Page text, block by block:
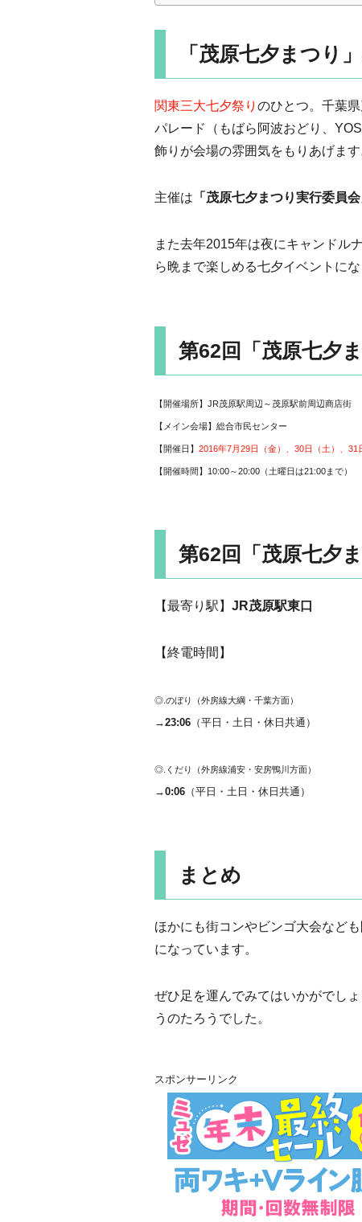
「茂原七夕まつり
関東三大七夕祭り のひとつ。千葉県
パレード（もばら阿波おどり、
飾りが会場の雰囲気をもりあげます
主催は 「茂原七夕まつり実行委員会
また去年2015年は夜にキャンドル
ら晩まで楽しめる七夕イベントにな
第62回「茂原七夕
【開催場所】JR茂原駅周辺～茂原駅前周辺商店街
【メイン会場】総合市民センター
【開催日】 2016年7月29日（金）、30日（土）、31
【開催時間】10:00～20:00（土曜日は21:00まで）
第62回「茂原七夕
【最寄り駅】 JR茂原駅東口
【終電時間】
◎.のぼり（外房線大綱・千葉方面）
→23:06 （平日・土日・休日共通）
◎.くだり（外房線浦安・安房鴨川方面）
→0:06 （平日・土日・休日共通）
まとめ
ほかにも街コンやビンゴ大会など
になっています。
ぜひ足を運んでみてはいかがでしょ
うのたろうでした。
スポンサーリンク